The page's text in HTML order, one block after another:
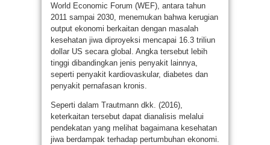
World Economic Forum (WEF), antara tahun
2011 sampai 2030, menemukan bahwa kerugian
output ekonomi berkaitan dengan masalah
kesehatan jiwa diproyeksi mencapai 16.3 triliun
dollar US secara global. Angka tersebut lebih
tinggi dibandingkan jenis penyakit lainnya,
seperti penyakit kardiovaskular, diabetes dan
penyakit pernafasan kronis.
Seperti dalam Trautmann dkk. (2016),
keterkaitan tersebut dapat dianalisis melalui
pendekatan yang melihat bagaimana kesehatan
jiwa berdampak terhadap pertumbuhan ekonomi.